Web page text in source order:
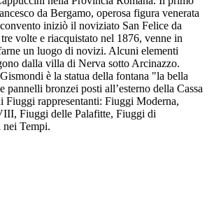
da Bergamo, operosa figura venerata
iniziò il noviziato San Felice da
volte e riacquistato nel 1876, venne in
un luogo di novizi. Alcuni elementi
dalla villa di Nerva sotto Arcinazzo.
è la statua della fontana "la bella
pannelli bronzei posti all’esterno della Cassa
Fiuggi rappresentanti: Fiuggi Moderna,
Fiuggi delle Palafitte, Fiuggi di
Tempi.